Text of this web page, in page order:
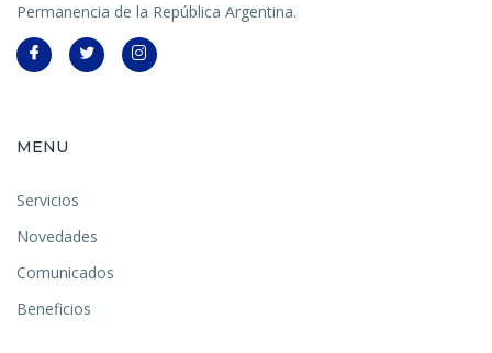
Permanencia de la República Argentina.
MENU
Servicios
Novedades
Comunicados
Beneficios